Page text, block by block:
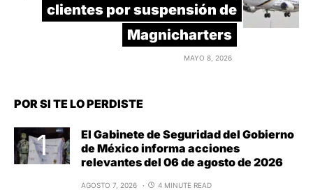
clientes por suspensión de
Magnicharters
MAYO 8, 2026
POR SI TE LO PERDISTE
El Gabinete de Seguridad del Gobierno
de México informa acciones
relevantes del 06 de agosto de 2026
AGOSTO 7, 2026 4 MINUTE READ